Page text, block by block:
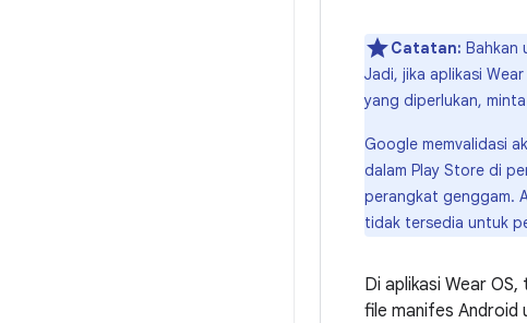
Catatan: Bahkan
Jadi, jika aplikasi
yang diperlukan,
Google memvalidasi
dalam Play Store di
perangkat genggam.
tidak tersedia untuk
Di aplikasi Wear
file manifes Android